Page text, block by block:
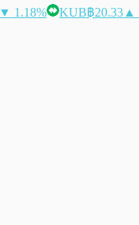
▼ 1.18% KUB฿20.33 ▲